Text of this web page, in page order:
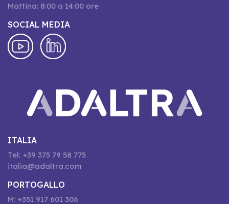
Mattina: 8:00 a 14:00 ore
SOCIAL MEDIA
ITALIA
Tel: +39 375 79 58 775
italia@adaltra.com
PORTOGALLO
M: +351 917 601 306